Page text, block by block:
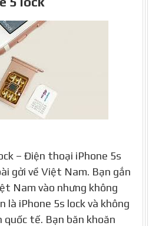
– Điện thoại iPhone 5s
gởi về Việt Nam. Bạn gắn
Nam vào nhưng không
là iPhone 5s lock và không
tế. Bạn băn khoăn